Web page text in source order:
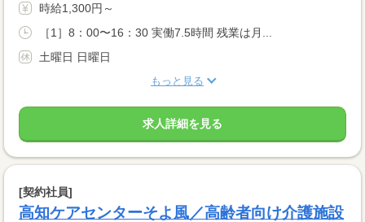
時給1,300円～
［1］8：00〜16：30 実働7.5時間 残業は月...
土曜日 日曜日
もっと見る
求人詳細を見る
[契約社員]
高知ケアセンターそよ風／高齢者向け介護施設